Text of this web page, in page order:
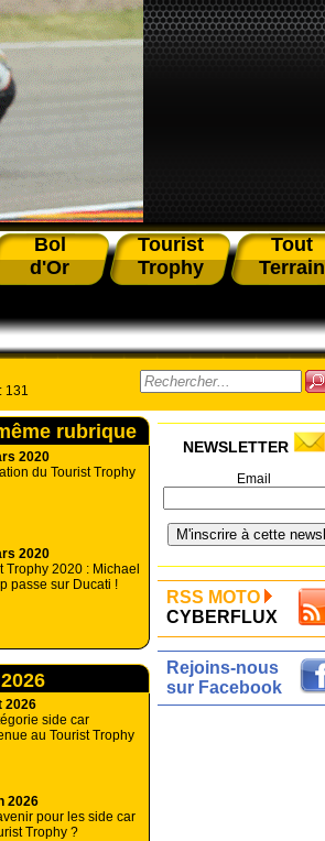
Bol
d'Or
Tourist
Trophy
Tout
Terrain
131
rubrique
2020
du Tourist Trophy
2020
Trophy 2020 : Michael
passe sur Ducati !
2026
side car
au Tourist Trophy
2026
pour les side car
Trophy ?
NEWSLETTER
Email
RSS MOTO
CYBERFLUX
Rejoins-nous
sur Facebook